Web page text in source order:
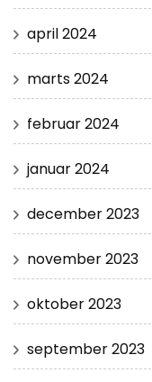
april 2024
marts 2024
februar 2024
januar 2024
december 2023
november 2023
oktober 2023
september 2023